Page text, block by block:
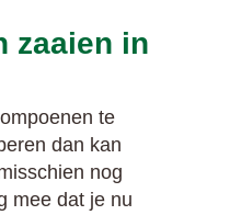
zaaien in
te
dan kan
nog
mee dat je nu